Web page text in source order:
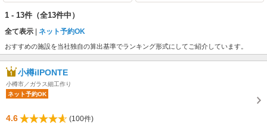
1 - 13件 （全13件中）
全て表示 ネット予約OK
おすすめの施設を当社独自の算出基準でランキング形式にしてご紹介しています。
小樽ilPONTE
小樽市／ガラス細工作り
ネット予約OK
4.6
(100件)